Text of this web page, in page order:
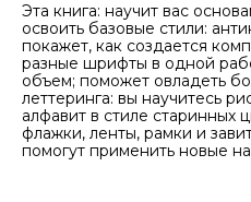
Эта книга: научит вас
освоить базовые стили:
покажет, как создается
разные шрифты в одной
объем; поможет овладеть
леттеринга: вы научитесь
алфавит в стиле старинных
флажки, ленты, рамки и
помогут применить новые